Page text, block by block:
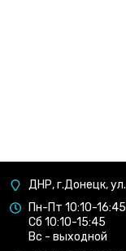
ДНР, г.Донецк,
Пн-Пт 10:10-16:45
Сб 10:10-15:45
Вс - выходной